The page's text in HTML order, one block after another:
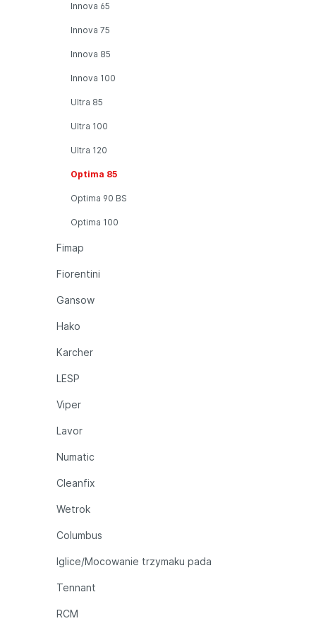
Innova 65
Innova 75
Innova 85
Innova 100
Ultra 85
Ultra 100
Ultra 120
Optima 85
Optima 90 BS
Optima 100
Fimap
Fiorentini
Gansow
Hako
Karcher
LESP
Viper
Lavor
Numatic
Cleanfix
Wetrok
Columbus
Iglice/Mocowanie trzymaku pada
Tennant
RCM